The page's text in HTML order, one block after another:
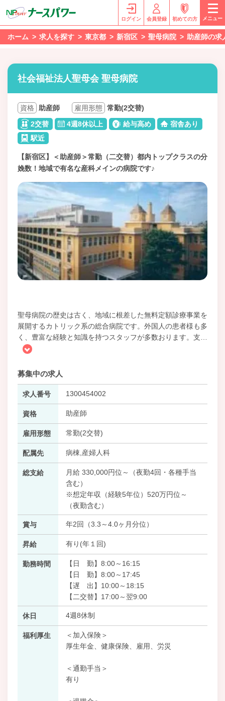
ログイン 会員登録 初めての方 メニュー
ホーム 求人を探す 東京都 新宿区 聖母病院 助産師の求
社会福祉法人聖母会 聖母病院
資格 助産師 雇用形態 常勤(2交替)
2交替
4週8休以上 給与高め
宿舎あり
駅近
【新宿区】＜助産師＞常勤（二交替）都内トップクラスの分
娩数！地域で有名な産科メインの病院です♪
聖母病院の歴史は古く、地域に根差した無料定額診療事業を
展開するカトリック系の総合病院です。外国人の患者様も多
く、豊富な経験と知識を持つスタッフが多数おります。支
募集中の求人
求人番号 1300454002
資格 助産師
雇用形態 常勤(2交替)
配属先 病棟,産婦人科
総支給
月給 330,000円位～（夜勤4回・各種手当
含む）
※想定年収（経験5年位）520万円位～
（夜勤含む）
賞与 年2回（3.3～4.0ヶ月分位）
昇給 有り(年１回)
勤務時間
【日 勤】8:00～16:15
【日 勤】8:00～17:45
【遅 出】10:00～18:15
【二交替】17:00～翌9:00
休日 4週8休制
福利厚生
＜加入保険＞
厚生年金、健康保険、雇用、労災
＜通勤手当＞
有り